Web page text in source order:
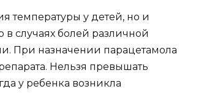
температуры у детей, но и
случаях болей различной
При назначении парацетамола
Нельзя превышать
у ребенка возникла